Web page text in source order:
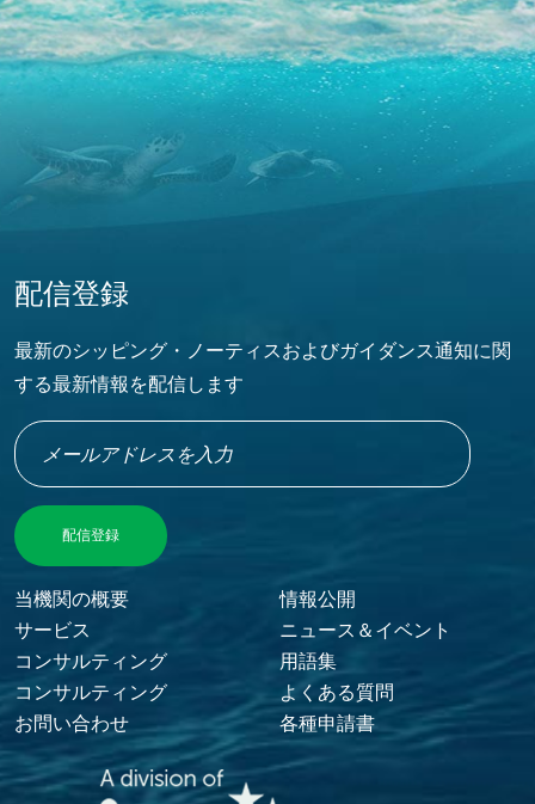
配信登録
最新のシッピング・ノーティスおよびガイダンス通知に関
する最新情報を配信します
Footer Menu
当機関の概要
情報公開
サービス
ニュース＆イベント
コンサルティング
用語集
コンサルティング
よくある質問
お問い合わせ
各種申請書